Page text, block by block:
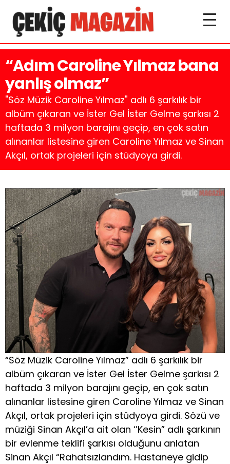
“Adım Caroline Yılmaz bana
yanlış olmaz”
"Söz Müzik Caroline Yılmaz" adlı 6 şarkılık bir
albüm çıkaran ve İster Gel İster Gelme şarkısı 2
haftada 3 milyon barajını geçip, en çok satın
alınanlar listesine giren Caroline Yılmaz ve Sinan
Akçıl, ortak projeleri için stüdyoya girdi.
“Söz Müzik Caroline Yılmaz” adlı 6 şarkılık bir
albüm çıkaran ve İster Gel İster Gelme şarkısı 2
haftada 3 milyon barajını geçip, en çok satın
alınanlar listesine giren Caroline Yılmaz ve Sinan
Akçıl, ortak projeleri için stüdyoya girdi. Sözü ve
müziği Sinan Akçıl’a ait olan ‘’Kesin” adlı şarkının
bir evlenme teklifi şarkısı olduğunu anlatan
Sinan Akçıl “Rahatsızlandım. Hastaneye gidip